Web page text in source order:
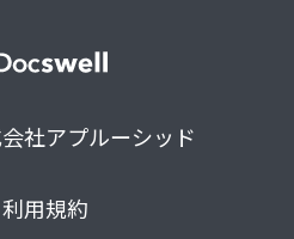
社アプルーシッド
利用規約